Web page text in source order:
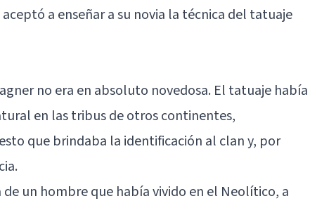
a enseñar a su novia la técnica del tatuaje
no era en absoluto novedosa. El tatuaje había
en las tribus de otros continentes,
que brindaba la identificación al clan y, por
de un hombre que había vivido en el Neolítico, a